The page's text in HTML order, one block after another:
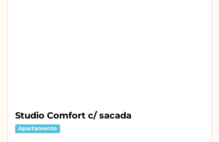
Studio Comfort c/ sacada
Apartamento